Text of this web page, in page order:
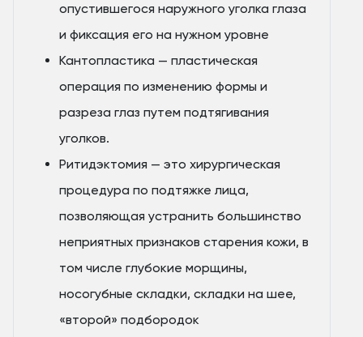
опустившегося наружного уголка глаза
и фиксация его на нужном уровне
Кантопластика — пластическая
операция по изменению формы и
разреза глаз путем подтягивания
уголков.
Ритидэктомия — это хирургическая
процедура по подтяжке лица,
позволяющая устранить большинство
неприятных признаков старения кожи, в
том числе глубокие морщины,
носогубные складки, складки на шее,
«второй» подбородок